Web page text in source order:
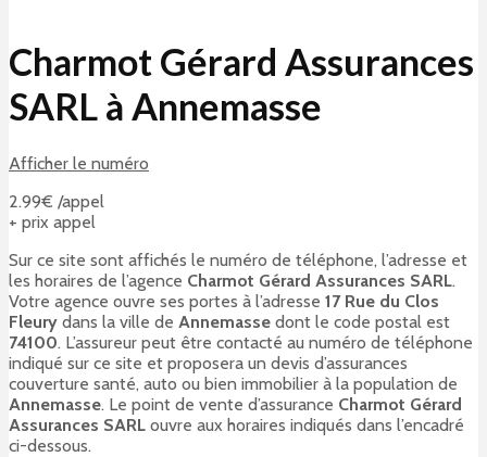
Charmot Gérard Assurances
SARL à Annemasse
Afficher le numéro
2.99€ /appel
+ prix appel
Sur ce site sont affichés le numéro de téléphone, l’adresse et
les horaires de l’agence Charmot Gérard Assurances SARL.
Votre agence ouvre ses portes à l’adresse 17 Rue du Clos
Fleury dans la ville de Annemasse dont le code postal est
74100. L’assureur peut être contacté au numéro de téléphone
indiqué sur ce site et proposera un devis d’assurances
couverture santé, auto ou bien immobilier à la population de
Annemasse. Le point de vente d’assurance Charmot Gérard
Assurances SARL ouvre aux horaires indiqués dans l’encadré
ci-dessous.